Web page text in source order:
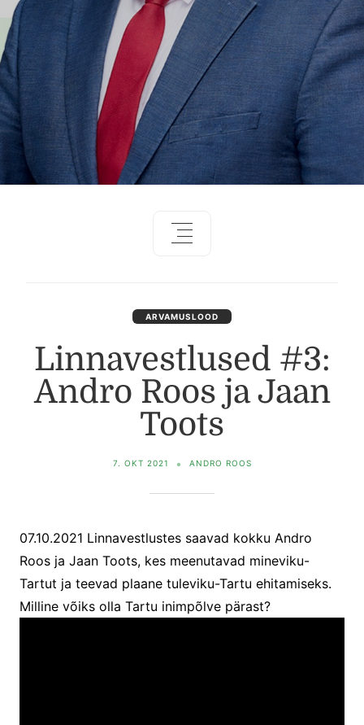
ARVAMUSLOOD
Linnavestlused #3:
Andro Roos ja Jaan
Toots
7. OKT 2021 ANDRO ROOS
07.10.2021 Linnavestlustes saavad kokku Andro
Roos ja Jaan Toots, kes meenutavad mineviku-
Tartut ja teevad plaane tuleviku-Tartu ehitamiseks.
Milline võiks olla Tartu inimpõlve pärast?